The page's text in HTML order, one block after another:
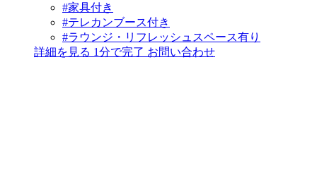
#家具付き
#テレカンブース付き
#ラウンジ・リフレッシュスペース有り
詳細を見る 1分で完了 お問い合わせ